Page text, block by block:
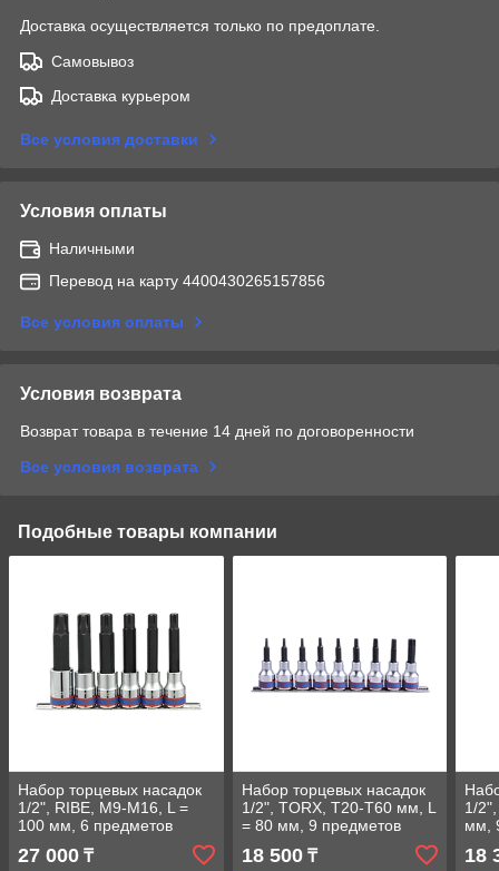
Доставка осуществляется только по предоплате.
Самовывоз
Доставка курьером
Все условия доставки
Условия оплаты
Наличными
Перевод на карту 4400430265157856
Все условия оплаты
Условия возврата
Возврат товара в течение 14 дней по договоренности
Все условия возврата
Подобные товары компании
Набор торцевых насадок
1/2", RIBE, М9-М16, L =
100 мм, 6 предметов
27 000 ₸
Набор торцевых насадок
1/2", TORX, Т20-Т60 мм, L
= 80 мм, 9 предметов
18 500₸
1/
мм,
18